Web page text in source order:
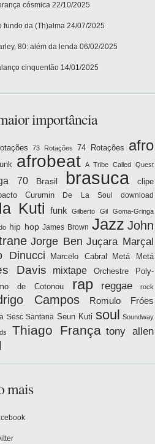
cósmica 22/10/2025
fundo da (Th)alma 24/07/2025
80: além da lenda 06/02/2025
cinquentão 14/01/2025
importância
73 Rotações 74 Rotações afro
afrobeat A Tribe Called Quest
70 Brasil brasuca
clipe
Curumin De La Soul download
Kuti funk Gilberto Gil Goma-Gringa
hip hop James Brown Jazz John
Jorge Ben Juçara Marçal
Dinucci Marcelo Cabral Metá Metá
Davis mixtape
Orchestre Poly-
de Cotonou
rap reggae rock
Campos Romulo Fróes
Sesc Santana Seun Kuti soul Soundway
Thiago França tony allen
mais